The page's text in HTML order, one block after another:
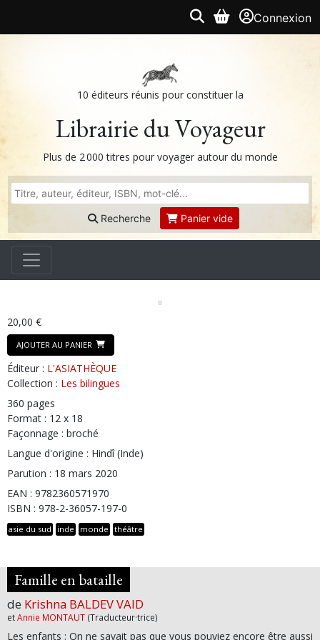
Connexion
10 éditeurs réunis pour constituer la
Librairie du Voyageur
Plus de 2 000 titres pour voyager autour du monde
Recherche Panier vide
20,00 €
AJOUTER AU PANIER
Éditeur : L'ASIATHÈQUE
Collection : Les bilingues
360 pages
Format : 12 x 18
Façonnage : broché
Langue d'origine : Hindî (Inde)
Parution : 18 mars 2020
EAN : 9782360571970
ISBN : 978-2-36057-197-0
asie du sud inde monde théâtre
Famille en bataille
de Krishna BALDEV VAID
etAnnie MONTAUT (Traducteur·trice)
Les enfants : On ne savait pas que vous pouviez encore être aussi